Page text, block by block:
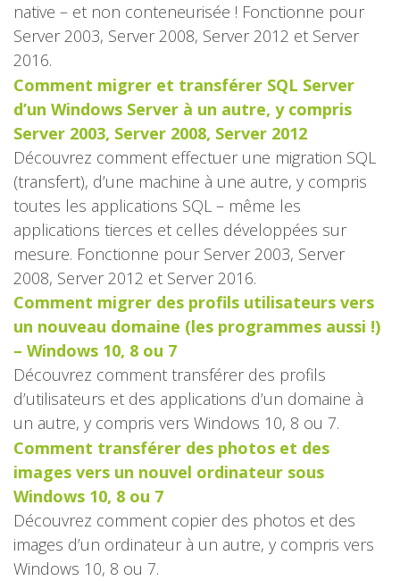
native – et non conteneurisée ! Fonctionne pour
Server 2003, Server 2008, Server 2012 et Server
2016.
Comment migrer et transférer SQL Server
d’un Windows Server à un autre, y compris
Server 2003, Server 2008, Server 2012
Découvrez comment effectuer une migration SQL
(transfert), d’une machine à une autre, y compris
toutes les applications SQL – même les
applications tierces et celles développées sur
mesure. Fonctionne pour Server 2003, Server
2008, Server 2012 et Server 2016.
Comment migrer des profils utilisateurs vers
un nouveau domaine (les programmes aussi !)
– Windows 10, 8 ou 7
Découvrez comment transférer des profils
d’utilisateurs et des applications d’un domaine à
un autre, y compris vers Windows 10, 8 ou 7.
Comment transférer des photos et des
images vers un nouvel ordinateur sous
Windows 10, 8 ou 7
Découvrez comment copier des photos et des
images d’un ordinateur à un autre, y compris vers
Windows 10, 8 ou 7.